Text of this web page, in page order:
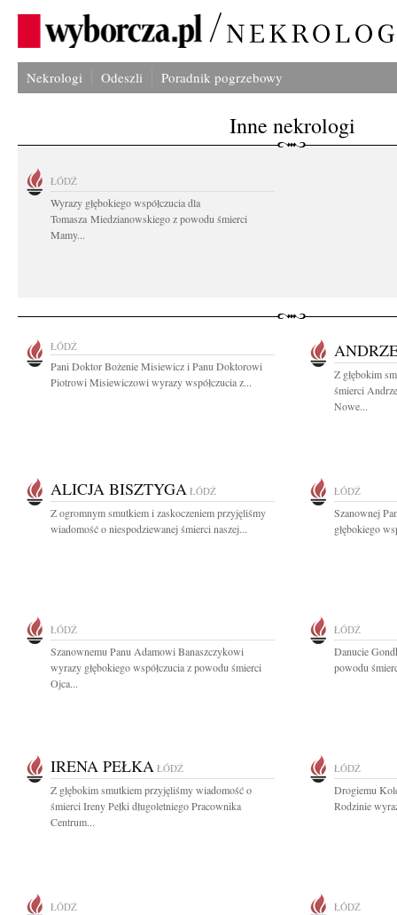
Nekrologi Odeszli Poradnik pogrzebowy
Inne nekrologi
ŁÓDŹ
Wyrazy głębokiego współczucia dla
Tomasza Miedzianowskiego z powodu śmierci
Mamy...
ŁÓDŹ
Pani Doktor Bożenie Misiewicz i Panu Doktorowi
Piotrowi Misiewiczowi wyrazy współczucia z...
Z głębokim
śmierci
Nowe...
ALICJA BISZTYGA ŁÓDŹ
Z ogromnym smutkiem i zaskoczeniem przyjęliśmy
wiadomość o niespodziewanej śmierci naszej...
ŁÓDŹ
Szanownej
głębokiego
ŁÓDŹ
Szanownemu Panu Adamowi Banaszczykowi
wyrazy głębokiego współczucia z powodu śmierci
Ojca...
ŁÓDŹ
Danucie
powodu
IRENA PEŁKA ŁÓDŹ
Z głębokim smutkiem przyjęliśmy wiadomość o
śmierci Ireny Pełki długoletniego Pracownika
Centrum...
ŁÓDŹ
Drogiemu
Rodzinie
ŁÓDŹ ŁÓDŹ